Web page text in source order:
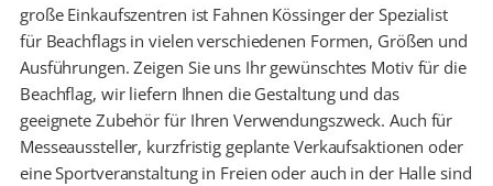
große Einkaufszentren ist Fahnen Kössinger der Spezialist
für Beachflags in vielen verschiedenen Formen, Größen und
Ausführungen. Zeigen Sie uns Ihr gewünschtes Motiv für die
Beachflag, wir liefern Ihnen die Gestaltung und das
geeignete Zubehör für Ihren Verwendungszweck. Auch für
Messeaussteller, kurzfristig geplante Verkaufsaktionen oder
eine Sportveranstaltung in Freien oder auch in der Halle sind